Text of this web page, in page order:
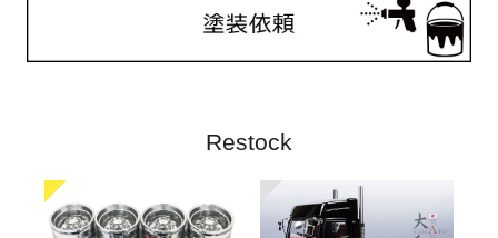
Restock